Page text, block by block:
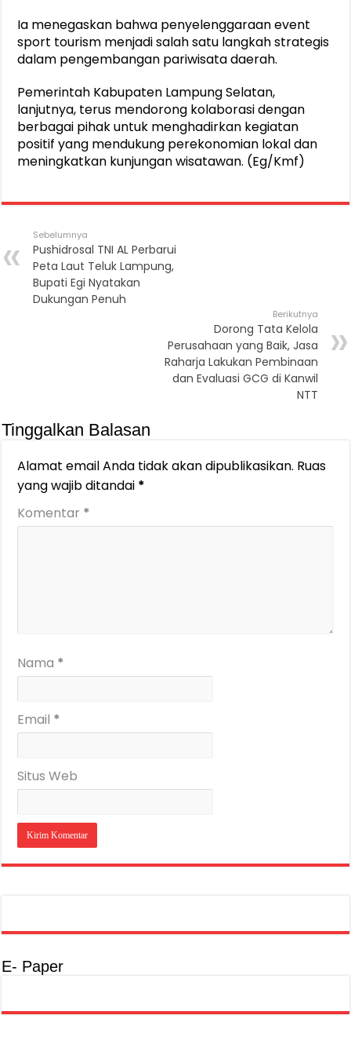
Ia menegaskan bahwa penyelenggaraan event
sport tourism menjadi salah satu langkah strategis
dalam pengembangan pariwisata daerah.
Pemerintah Kabupaten Lampung Selatan,
lanjutnya, terus mendorong kolaborasi dengan
berbagai pihak untuk menghadirkan kegiatan
positif yang mendukung perekonomian lokal dan
meningkatkan kunjungan wisatawan. (Eg/Kmf)
Sebelumnya
Pushidrosal TNI AL Perbarui
Peta Laut Teluk Lampung,
Bupati Egi Nyatakan
Dukungan Penuh
Berikutnya
Dorong Tata Kelola
Perusahaan yang Baik, Jasa
Raharja Lakukan Pembinaan
dan Evaluasi GCG di Kanwil
NTT
Tinggalkan Balasan
Alamat email Anda tidak akan dipublikasikan. Ruas
yang wajib ditandai *
Komentar *
Nama *
Email *
Situs Web
E- Paper